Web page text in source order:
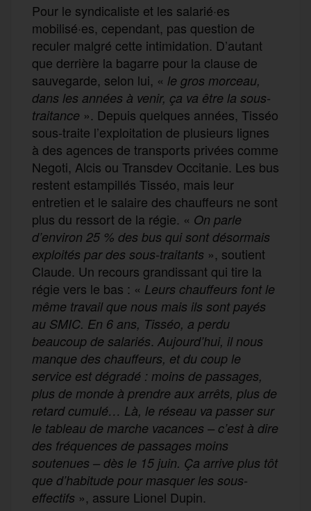
Pour le syndicaliste et les salarié·es
mobilisé·es, cependant, pas question de
reculer malgré cette intimidation. D’autant
que derrière la bagarre pour la clause de
sauvegarde, selon lui, « le gros morceau,
dans les années à venir, ça va être la sous-
traitance ». Depuis quelques années, Tisséo
sous-traite l’exploitation de plusieurs lignes
à des agences de transports privées comme
Negoti, Alcis ou Transdev Occitanie. Les bus
restent estampillés Tisséo, mais leur
entretien et le salaire des chauffeurs ne sont
plus du ressort de la régie. « On parle
d’environ 25 % des bus qui sont désormais
exploités par des sous-traitants », soutient
Claude. Un recours grandissant qui tire la
régie vers le bas : « Leurs chauffeurs font le
même travail que nous mais ils sont payés
au SMIC. En 6 ans, Tisséo, a perdu
beaucoup de salariés. Aujourd’hui, il nous
manque des chauffeurs, et du coup le
service est dégradé : moins de passages,
plus de monde à prendre aux arrêts, plus de
retard cumulé… Là, le réseau va passer sur
le tableau de marche vacances – c’est à dire
des fréquences de passages moins
soutenues – dès le 15 juin. Ça arrive plus tôt
que d’habitude pour masquer les sous-
effectifs », assure Lionel Dupin.